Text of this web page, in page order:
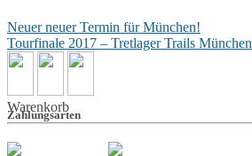
Beitragsnavigation
Neuer neuer Termin für München!
Tourfinale 2017 – Tretlager Trails München
Warenkorb
Zahlungsarten